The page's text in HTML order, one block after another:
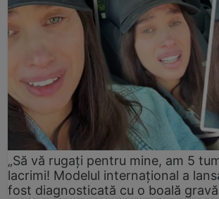
„Să vă rugați pentru mine, am 5
lacrimi! Modelul internațional a
fost diagnosticată cu o boală gravă